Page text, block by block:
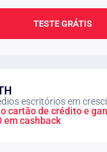
TESTE GRÁTIS
escritórios em
cartão de crédito e
em cashback